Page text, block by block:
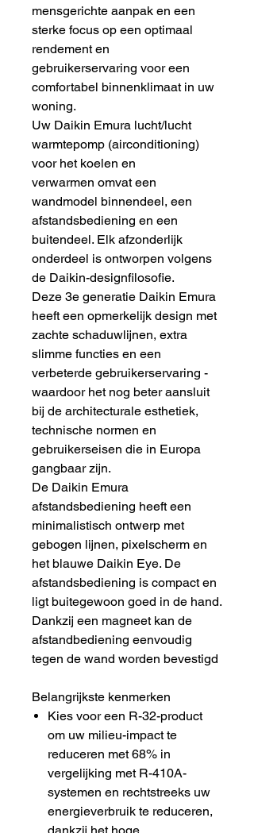
mensgerichte aanpak en een
sterke focus op een optimaal
rendement en
gebruikerservaring voor een
comfortabel binnenklimaat in uw
woning.
Uw Daikin Emura lucht/lucht
warmtepomp (airconditioning)
voor het koelen en
verwarmen omvat een
wandmodel binnendeel, een
afstandsbediening en een
buitendeel. Elk afzonderlijk
onderdeel is ontworpen volgens
de Daikin-designfilosofie.
Deze 3e generatie Daikin Emura
heeft een opmerkelijk design met
zachte schaduwlijnen, extra
slimme functies en een
verbeterde gebruikerservaring -
waardoor het nog beter aansluit
bij de architecturale esthetiek,
technische normen en
gebruikerseisen die in Europa
gangbaar zijn.
De Daikin Emura
afstandsbediening heeft een
minimalistisch ontwerp met
gebogen lijnen, pixelscherm en
het blauwe Daikin Eye. De
afstandsbediening is compact en
ligt buitegewoon goed in de hand.
Dankzij een magneet kan de
afstandbediening eenvoudig
tegen de wand worden bevestigd
Belangrijkste kenmerken
Kies voor een R-32-product
om uw milieu-impact te
reduceren met 68% in
vergelijking met R-410A-
systemen en rechtstreeks uw
energieverbruik te reduceren,